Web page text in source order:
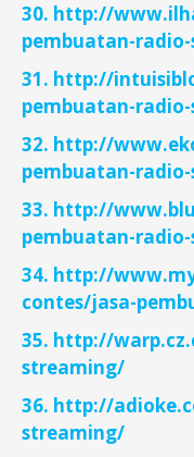
30. http://
pembuatan-
31. http://
pembuatan-
32. http://
pembuatan-
33. http://
pembuatan-
34. http://
contes/jasa-
35. http://
streaming/
36. http://
streaming/